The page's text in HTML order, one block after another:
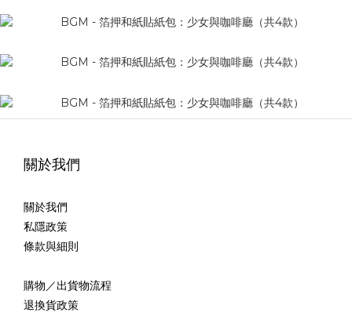
關於我們
關於我們
私隱政策
條款與細則
購物／出貨物流程
退換貨政策